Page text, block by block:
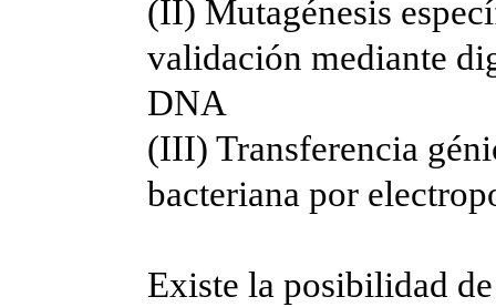
(II) Mutagénesis
validación mediante
DNA
(III) Transferencia
bacteriana por
Existe la posibilidad